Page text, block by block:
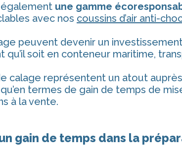
également une gamme
avec nos coussins d’air anti-
peuvent devenir un
qu’il soit en conteneur maritime,
calage représentent un atout
qu’en termes de gain de temps de
à la vente.
gain de temps dans la